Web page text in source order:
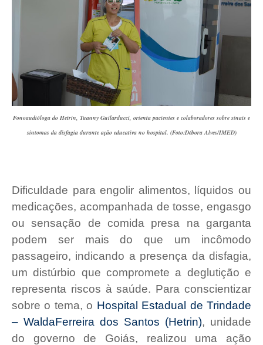
Fonoaudióloga do Hetrin, Tuanny Guilarducci, orienta pacientes e colaboradores sobre sinais e
sintomas da disfagia durante ação educativa no hospital. (Foto:Débora Alves/IMED)
Dificuldade para engolir alimentos, líquidos ou
medicações, acompanhada de tosse, engasgo
ou sensação de comida presa na garganta
podem ser mais do que um incômodo
passageiro, indicando a presença da disfagia,
um distúrbio que compromete a deglutição e
representa riscos à saúde. Para conscientizar
sobre o tema, o Hospital Estadual de Trindade
– WaldaFerreira dos Santos (Hetrin), unidade
do governo de Goiás, realizou uma ação